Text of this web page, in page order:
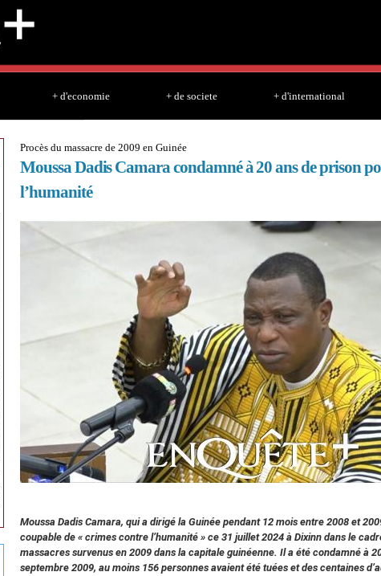
+ d'economie + de societe + d'international
Procès du massacre de 2009 en Guinée
Moussa Dadis Camara condamné à 20 ans de prison
l’humanité
Moussa Dadis Camara, qui a dirigé la Guinée pendant 12 mois entre 2008 et
coupable de « crimes contre l’humanité » ce 31 juillet 2024 à Dixinn dans le
massacres survenus en 2009 dans la capitale guinéenne. Il a été condamné à
septembre 2009, au moins 156 personnes avaient été tuées et des centaines